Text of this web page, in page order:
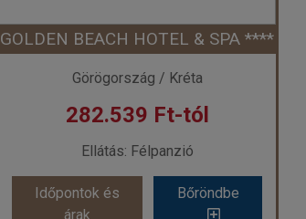
már 279.719 Ft-tól
Időpontok és
árak
Bőröndbe
GOLDEN BEACH HOTEL & SPA ****
Görögország / Kréta
282.539 Ft-tól
Ellátás: Félpanzió
Időpontok és
árak
Bőröndbe